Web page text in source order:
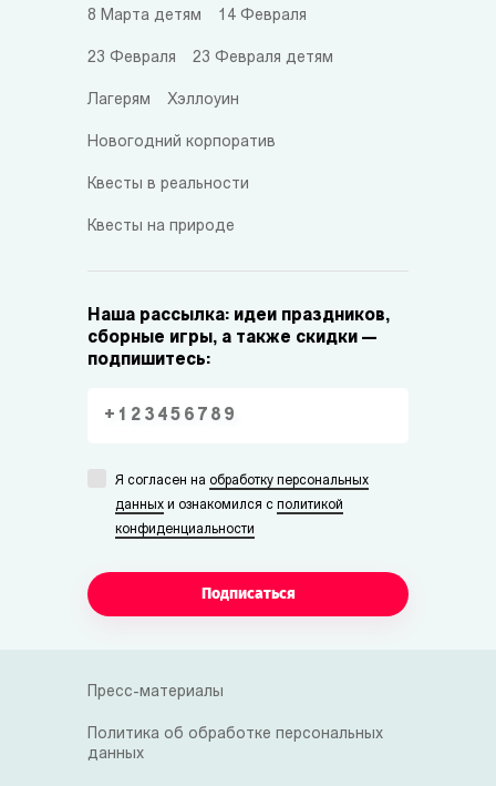
8 Марта детям 14 Февраля
23 Февраля 23 Февраля детям
Лагерям Хэллоуин
Новогодний корпоратив
Квесты в реальности
Квесты на природе
Наша рассылка: идеи праздников,
сборные игры, а также скидки —
подпишитесь:
Я согласен на обработку персональных
данных и ознакомился с политикой
конфиденциальности
Подписаться
Пресс-материалы
Политика об обработке персональных
данных